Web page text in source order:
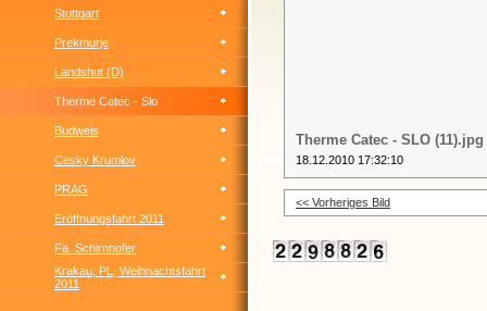
Stuttgart
Prekmurje
Landshut (D)
Therme Catec - Slo
Budweis
Cesky Krumlov
PRAG
Eröffnungsfahrt 2011
Fa. Schirnhofer
Krakau; PL, Weihnachtsfahrt
2011
Therme Catec - SLO (11).jpg
18.12.2010 17:32:10
<< Vorheriges Bild